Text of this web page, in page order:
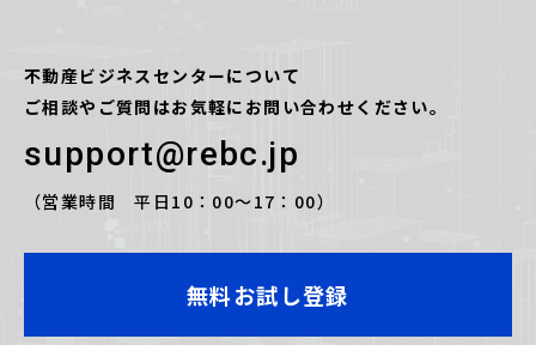
不動産ビジネスセンターについて
ご相談やご質問はお気軽にお問い合わせください。
support@rebc.jp
（営業時間 平日10：00〜17：00）
無料お試し登録